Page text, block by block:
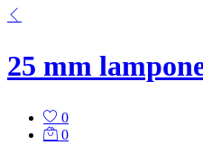
25 mm
0
0